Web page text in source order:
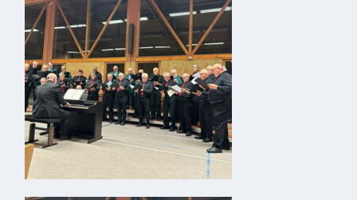
feiern
Wandern/Nord.Walking
Radfahren
VG
Musikschule
und VHS
Kalender